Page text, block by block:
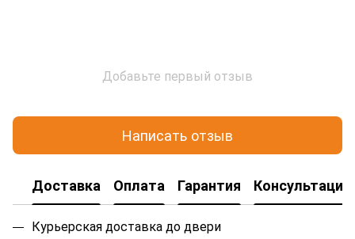
Добавьте первый отзыв
Написать отзыв
Доставка Оплата Гарантия Консультация
Курьерская доставка до двери